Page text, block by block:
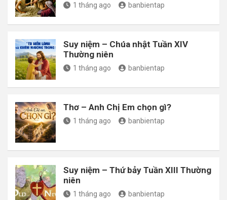
1 tháng ago banbientap
Suy niệm – Chúa nhật Tuần XIV
Thường niên
1 tháng ago banbientap
Thơ – Anh Chị Em chọn gì?
1 tháng ago banbientap
Suy niệm – Thứ bảy Tuần XIII Thường
niên
1 tháng ago banbientap